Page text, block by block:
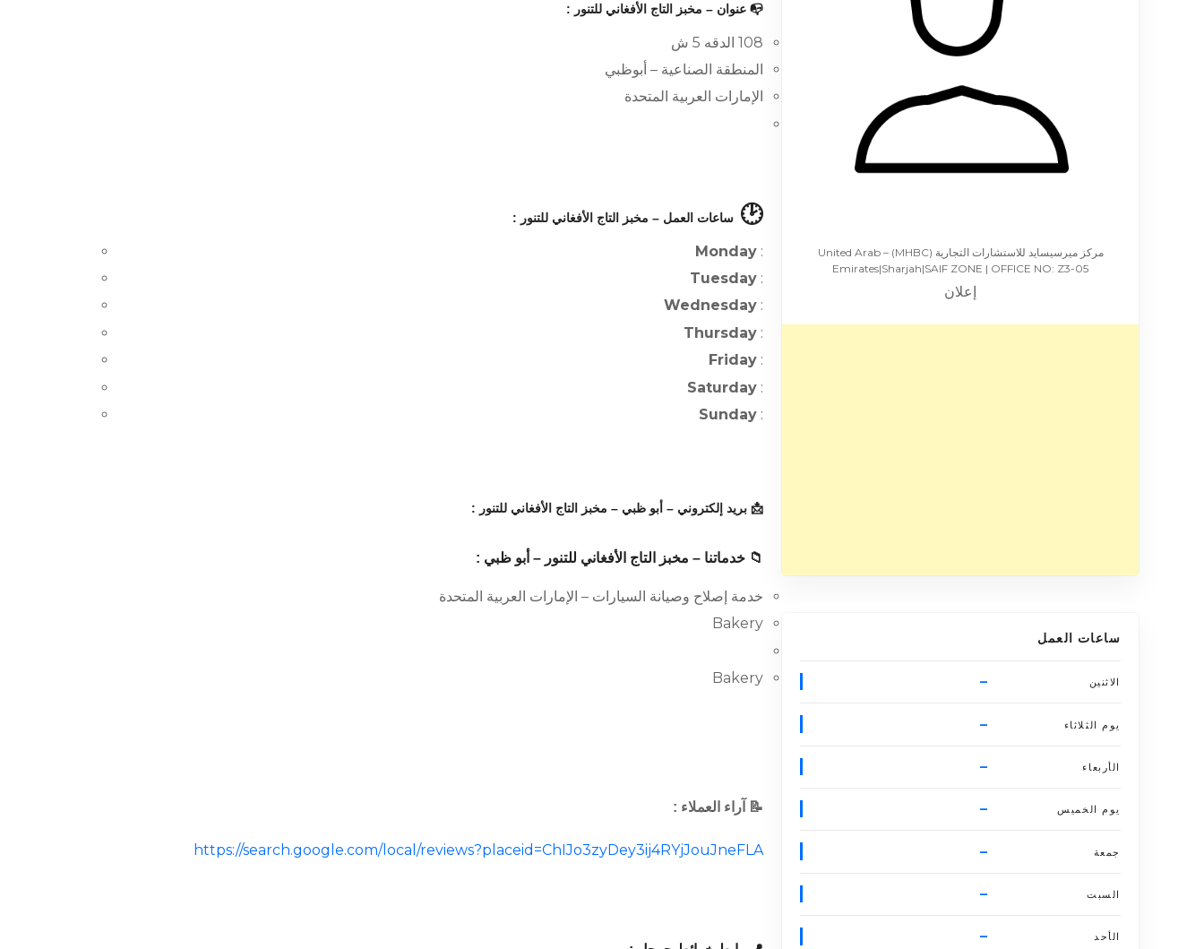
مركز ميرسيسايد للاستشارات التجارية (MHBC) – United Arab
Emirates|Sharjah|SAIF ZONE | OFFICE NO: Z3-05
إعلان
ساعات العمل
الاثنين –
يوم الثلاثاء –
الأربعاء –
يوم الخميس –
جمعة –
السبت –
الأحد –
📭 عنوان – مخبز التاج الأفغاني للتنور :
108 الدقه 5 ش
المنطقة الصناعية – أبوظبي
الإمارات العربية المتحدة
🕑 ساعات العمل – مخبز التاج الأفغاني للتنور :
Monday :
Tuesday :
Wednesday :
Thursday :
Friday :
Saturday :
Sunday :
📩 بريد إلكتروني – أبو ظبي – مخبز التاج الأفغاني للتنور :
📁 خدماتنا – مخبز التاج الأفغاني للتنور – أبو ظبي :
خدمة إصلاح وصيانة السيارات – الإمارات العربية المتحدة
Bakery
Bakery
📝 آراء العملاء :
https://search.google.com/local/reviews?placeid=ChIJo3zyDey3ij4RYjJouJneFLA